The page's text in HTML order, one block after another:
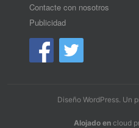
Contacte con nosotros
Publicidad
Diseño WordPress. Un
Alojado en cloud